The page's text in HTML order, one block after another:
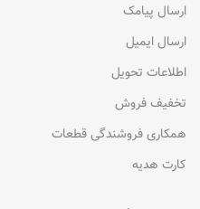
ارسال پیامک
ارسال ایمیل
اطلاعات تحویل
تخفیف فروش
همکاری فروشندگی قطعات
کارت هدیه